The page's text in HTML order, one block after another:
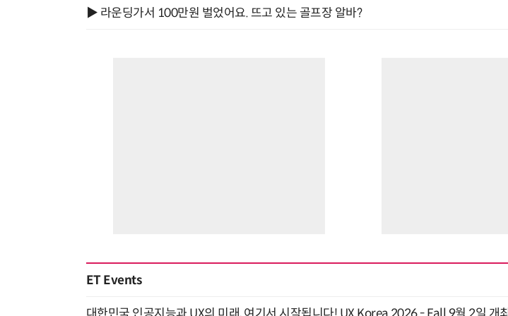
▶ 라운딩가서 100만원 벌었어요. 뜨고 있는 골프장 알바?
ET Events